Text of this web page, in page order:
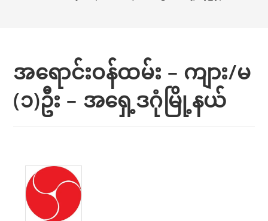
အရောင်းဝန်ထမ်း – ကျား/မ
(၁)ဦး – အရှေ့ဒဂုံမြို့နယ်